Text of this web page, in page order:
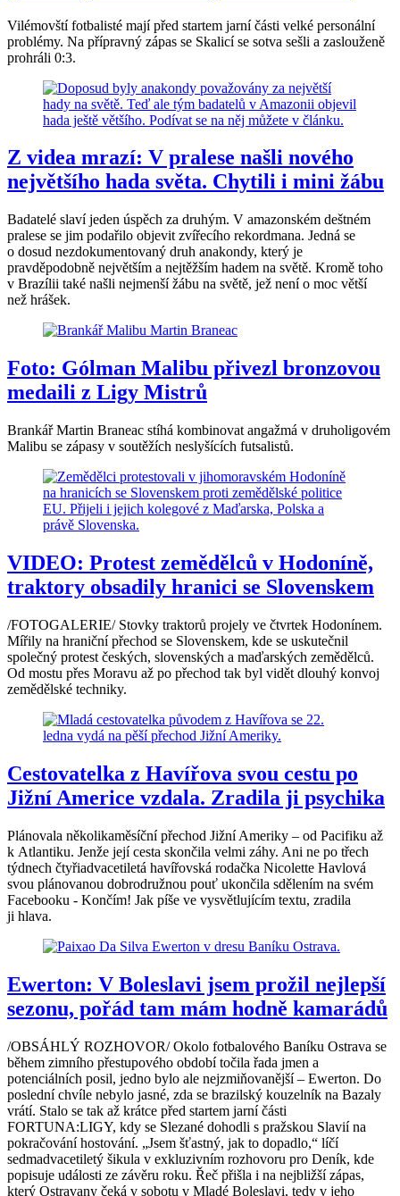
Vilémovští fotbalisté mají před startem jarní části velké personální
problémy. Na přípravný zápas se Skalicí se sotva sešli a zaslouženě
prohráli 0:3.
Z videa mrazí: V pralese našli nového
největšího hada světa. Chytili i mini žábu
Badatelé slaví jeden úspěch za druhým. V amazonském deštném
pralese se jim podařilo objevit zvířecího rekordmana. Jedná se
o dosud nezdokumentovaný druh anakondy, který je
pravděpodobně největším a nejtěžším hadem na světě. Kromě toho
v Brazílii také našli nejmenší žábu na světě, jež není o moc větší
než hrášek.
Foto: Gólman Malibu přivezl bronzovou
medaili z Ligy Mistrů
Brankář Martin Braneac stíhá kombinovat angažmá v druholigovém
Malibu se zápasy v soutěžích neslyšících futsalistů.
VIDEO: Protest zemědělců v Hodoníně,
traktory obsadily hranici se Slovenskem
/FOTOGALERIE/ Stovky traktorů projely ve čtvrtek Hodonínem.
Mířily na hraniční přechod se Slovenskem, kde se uskutečnil
společný protest českých, slovenských a maďarských zemědělců.
Od mostu přes Moravu až po přechod tak byl vidět dlouhý konvoj
zemědělské techniky.
Cestovatelka z Havířova svou cestu po
Jižní Americe vzdala. Zradila ji psychika
Plánovala několikaměsíční přechod Jižní Ameriky – od Pacifiku až
k Atlantiku. Jenže její cesta skončila velmi záhy. Ani ne po třech
týdnech čtyřiadvacetiletá havířovská rodačka Nicolette Havlová
svou plánovanou dobrodružnou pouť ukončila sdělením na svém
Facebooku - Končím! Jak píše ve vysvětlujícím textu, zradila
ji hlava.
Ewerton: V Boleslavi jsem prožil nejlepší
sezonu, pořád tam mám hodně kamarádů
/OBSÁHLÝ ROZHOVOR/ Okolo fotbalového Baníku Ostrava se
během zimního přestupového období točila řada jmen a
potenciálních posil, jedno bylo ale nejzmiňovanější – Ewerton. Do
poslední chvíle nebylo jasné, zda se brazilský kouzelník na Bazaly
vrátí. Stalo se tak až krátce před startem jarní části
FORTUNA:LIGY, kdy se Slezané dohodli s pražskou Slavií na
pokračování hostování. „Jsem šťastný, jak to dopadlo,“ líčí
sedmadvacetiletý šikula v exkluzivním rozhovoru pro Deník, kde
popisuje události ze závěru roku. Řeč přišla i na nejbližší zápas,
který Ostravany čeká v sobotu v Mladé Boleslavi, tedy v jeho